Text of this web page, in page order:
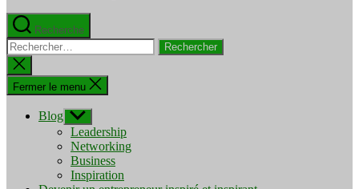
Recherche
Rechercher :
Fermer
la
recherche
Fermer le menu
Blog Afficher
le
sous-
menu
Leadership
Networking
Business
Inspiration